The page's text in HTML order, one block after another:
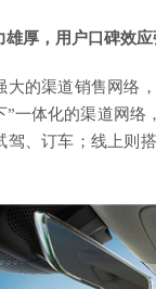
雄厚，用户口碑效
大的渠道销售网络
”一体化的渠道网
驾、订车；线上则